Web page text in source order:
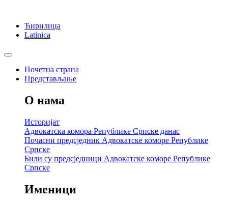
Ћирилица
Latinica
Почетна страна
Представљање
О нама
Историјат
Адвокатска комора Републике Српске данас
Почасни предсједник Адвокатске коморе Републике
Српске
Били су предсједници Адвокатске коморе Републике
Српске
Именици